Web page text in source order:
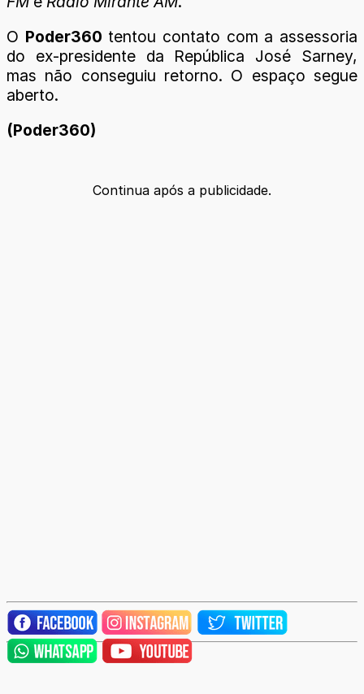
O Poder360 tentou contato com a assessoria
do ex-presidente da República José Sarney,
mas não conseguiu retorno. O espaço segue
aberto.
(Poder360)
Continua após a publicidade.